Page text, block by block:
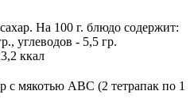
На 100 г. блюдо содержит:
углеводов - 5,5 гр.
ккал